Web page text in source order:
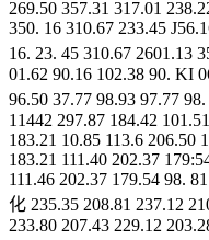
269.50 357.31 317.01
350. 16 310.67 233.45
16. 23. 45 310.67 2601.13
01.62 90.16 102.38 90. KI
96.50 37.77 98.93 97.77
11442 297.87 184.42
183.21 10.85 113.6 206.50
183.21 111.40 202.37
111.46 202.37 179.54 98.
化 235.35 208.81 237.12
233.80 207.43 229.12